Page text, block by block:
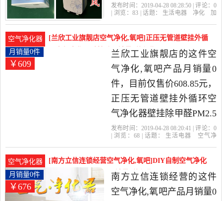
冷暖空调排风管是2019年
中性价比很高的净化,加湿
抽湿机配件，由广东 广州
发货。
发布时间：2019-04-28 08:28:50 | 评论： 0
| 浏览：83 | 话题： 生活电器 净化
加
空气净化器
[兰欣工业旗靓店空气净化,氧吧]正压无管道壁挂外循
环空气净化器壁挂除月销量0件仅售608.85元
￥609
月销量0件
兰欣工业旗靓店的这件空
气净化,氧吧产品月销量0
件，目前仅售价608.85元，
正压无管道壁挂外循环空
气净化器壁挂除甲醛PM2.5
新风窗DIY是2019年兰欣工
中性价比很高的空气净化,
氧吧，由广东 深圳发货。
发布时间：2019-04-28 08:20:41 | 评论： 0
| 浏览： 68| 话题： 生活电器
空气净
空气净化器
[南方立信连锁经营空气净化,氧吧]DIY自制空气净化
器新风机除甲醛PM月销量0件仅售675.7元
￥676
月销量0件
南方立信连锁经营的这件
空气净化,氧吧产品月销量0